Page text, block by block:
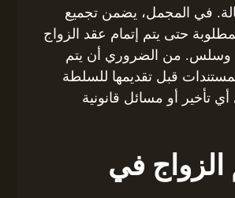
في المجمل، يضمن تجميع
حتى يتم إتمام عقد الزواج
وسلس. من الضروري أن يتم
قبل تقديمها للسلطة
أي تأخير أو مسائل قانونية
في